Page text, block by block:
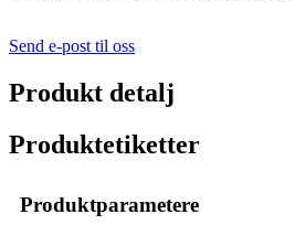
Send e-post til oss
Produkt detalj
Produktetiketter
Produktparametere